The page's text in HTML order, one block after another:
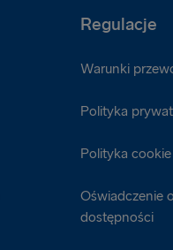
Regulacje
Warunki
Polityka
Polityka cookie
Oświadczenie o
dostępności